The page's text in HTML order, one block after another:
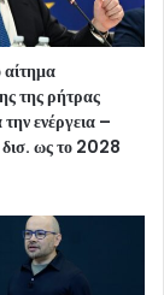
της ρήτρας
ενέργεια –
δισ. ως το 2028